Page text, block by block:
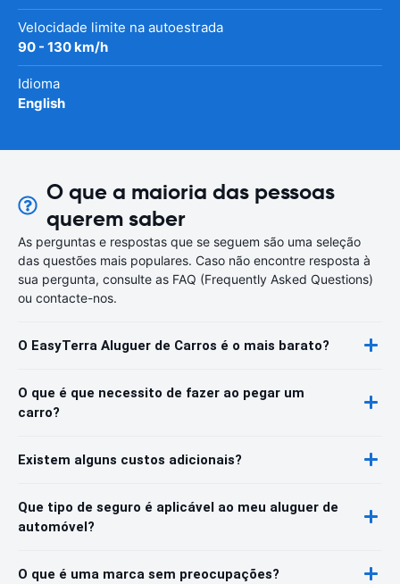
Velocidade limite na autoestrada
90 - 130 km/h
Idioma
English
O que a maioria das pessoas
querem saber
As perguntas e respostas que se seguem são uma seleção
das questões mais populares. Caso não encontre resposta à
sua pergunta, consulte as FAQ (Frequently Asked Questions)
ou contacte-nos.
O EasyTerra Aluguer de Carros é o mais barato?
O que é que necessito de fazer ao pegar um
carro?
Existem alguns custos adicionais?
Que tipo de seguro é aplicável ao meu aluguer de
automóvel?
O que é uma marca sem preocupações?